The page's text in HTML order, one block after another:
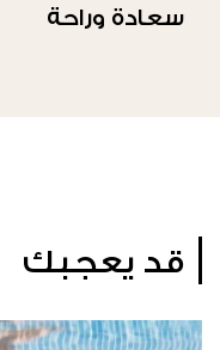
سعادة وراحة
قد يعجبك